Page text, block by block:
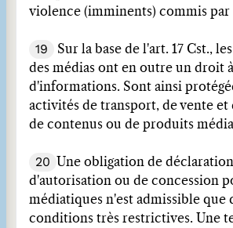
violence (imminents) commis par
19
Sur la base de l'art. 17 Cst.,
des médias ont en outre un droit
d'informations. Sont ainsi
activités de transport, de vente
de contenus ou de produits
20
Une obligation de
d'autorisation ou de concession
médiatiques n'est admissible que
conditions très restrictives. Une